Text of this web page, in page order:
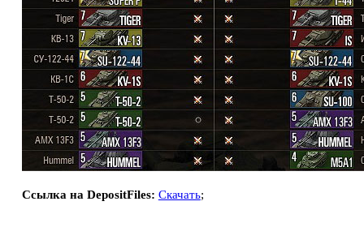
Ссылка на DepositFiles: Скачать;